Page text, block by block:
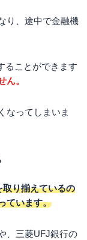
り、途中で金融機
ることができます
ん。
なってしまいま
り揃えているの
ています。
、三菱UFJ銀行の